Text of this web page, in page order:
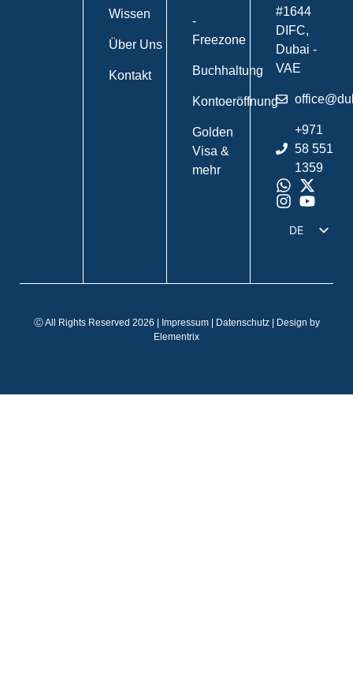
Wissen
Über Uns
Kontakt
-
Freezone
Buchhaltung
Kontoeröffnung
Golden
Visa &
mehr
#1644
DIFC,
Dubai -
VAE
+971
58 551
1359
DE
IT
Ⓒ All Rights Reserved 2026 | Impressum| Datenschutz| Design by
Elementrix